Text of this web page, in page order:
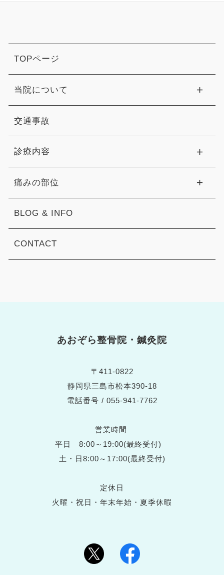
あおぞら整骨院・鍼灸院
〒411-0822
静岡県三島市松本390-18
電話番号 / 055-941-7762
営業時間
平日 8:00～19:00(最終受付)
土・日8:00～17:00(最終受付)
定休日
火曜・祝日・年末年始・夏季休暇
TOPページ
当院について
交通事故
診療内容
痛みの部位
BLOG & INFO
CONTACT